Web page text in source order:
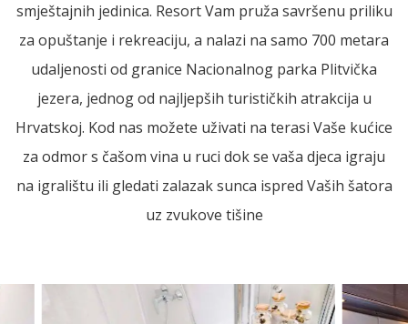
smještajnih jedinica. Resort Vam pruža savršenu priliku
za opuštanje i rekreaciju, a nalazi na samo 700 metara
udaljenosti od granice Nacionalnog parka Plitvička
jezera, jednog od najljepših turističkih atrakcija u
Hrvatskoj. Kod nas možete uživati na terasi Vaše kućice
za odmor s čašom vina u ruci dok se vaša djeca igraju
na igralištu ili gledati zalazak sunca ispred Vaših šatora
uz zvukove tišine